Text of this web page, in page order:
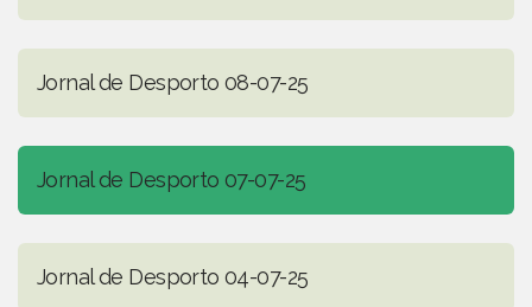
Jornal de Desporto 08-07-25
Jornal de Desporto 07-07-25
Jornal de Desporto 04-07-25